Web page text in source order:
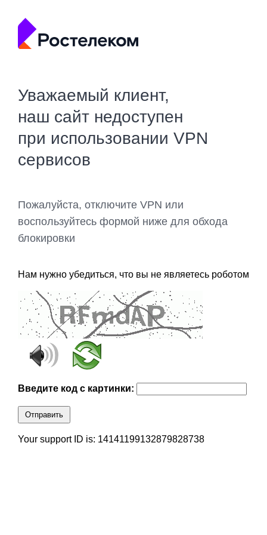
Уважаемый клиент,
наш сайт недоступен
при использовании VPN
сервисов
Пожалуйста, отключите VPN или
воспользуйтесь формой ниже для обхода
блокировки
Нам нужно убедиться, что вы не являетесь роботом
Введите код с картинки:
Отправить
Your support ID is: 14141199132879828738